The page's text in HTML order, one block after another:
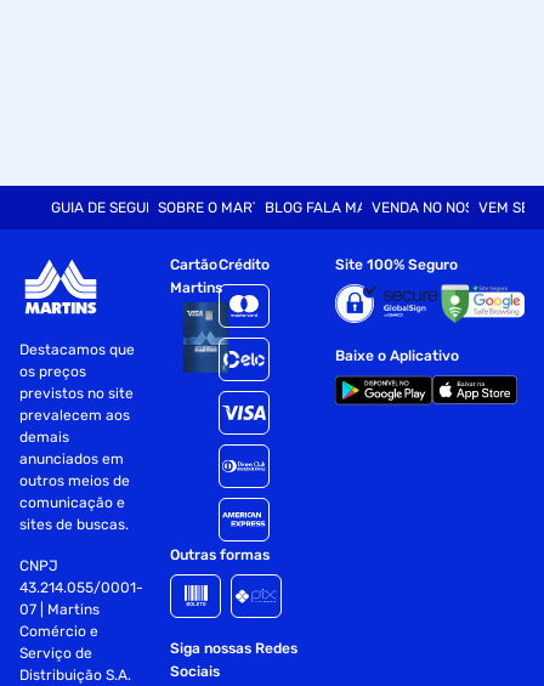
GUIA DE SEGURANÇASOBRE O MARTINSBLOG FALA MARTVENDA NO NOSSO SITE
VEM SER
Destacamos que
os preços
previstos no site
prevalecem aos
demais
anunciados em
outros meios de
comunicação e
sites de buscas.
CNPJ
43.214.055/0001-
07 | Martins
Comércio e
Serviço de
Distribuição S.A.
Cartão
Martins
Crédito
Outras formas
Siga nossas Redes
Sociais
Site 100% Seguro
Baixe o Aplicativo